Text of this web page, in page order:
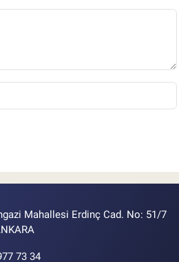
Mahallesi Erdinç Cad. No: 51/7
73 34